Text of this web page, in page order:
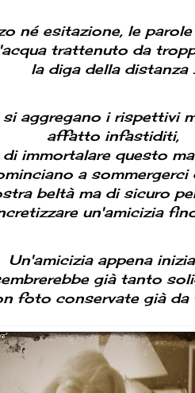
né esitazione, le
trattenuto da
la diga della distanza .
aggregano i rispettivi
affatto infastiditi,
immortalare questo
a sommergerci
beltà ma di sicuro
un'amicizia
Un'amicizia appena
già tanto
foto conservate già da